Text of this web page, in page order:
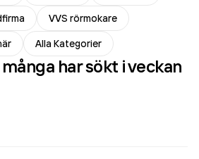
VVS rörmokare
Alla Kategorier
har sökt i veckan